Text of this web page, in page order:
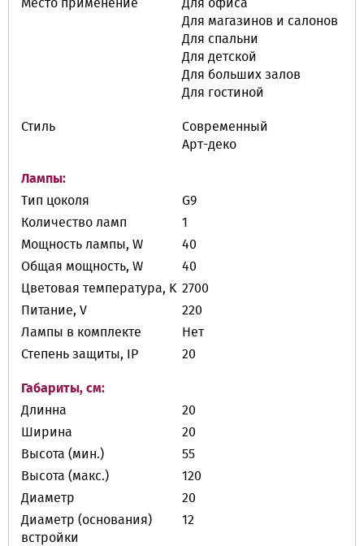
Для магазинов и салонов
Для спальни
Для детской
Для больших залов
Для гостиной
Стиль
Современный
Арт-деко
Лампы:
Тип цоколя
G9
Количество ламп
1
Мощность лампы, W
40
Общая мощность, W
40
Цветовая температура, K 2700
Питание, V
220
Лампы в комплекте
Нет
Степень защиты, IP
20
Габариты, см:
Длинна
20
Ширина
20
Высота (мин.)
55
Высота (макс.)
120
Диаметр
20
Диаметр (основания)
встройки
12